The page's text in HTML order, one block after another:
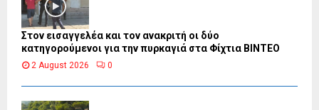
Στον εισαγγελέα και τον ανακριτή οι δύο
κατηγορούμενοι για την πυρκαγιά στα Φίχτια ΒΙΝΤΕΟ
2 August 2026 0